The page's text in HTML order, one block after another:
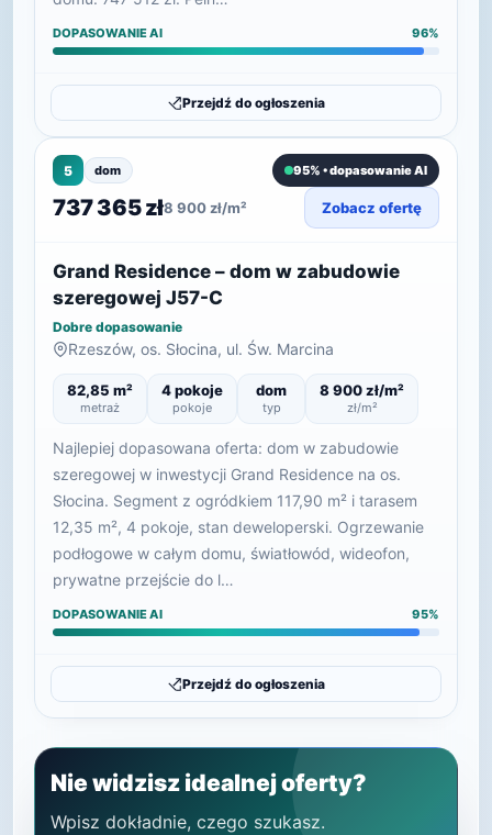
DOPASOWANIE AI 96%
Przejdź do ogłoszenia
5 dom 95% • dopasowanie AI
737 365 zł8 900 zł/m² Zobacz ofertę
Grand Residence – dom w zabudowie
szeregowej J57-C
Dobre dopasowanie
Rzeszów, os. Słocina, ul. Św. Marcina
82,85 m²
metraż
4 pokoje
pokoje
dom
typ
8 900 zł/m²
zł/m²
Najlepiej dopasowana oferta: dom w zabudowie
szeregowej w inwestycji Grand Residence na os.
Słocina. Segment z ogródkiem 117,90 m² i tarasem
12,35 m², 4 pokoje, stan deweloperski. Ogrzewanie
podłogowe w całym domu, światłowód, wideofon,
prywatne przejście do l…
DOPASOWANIE AI 95%
Przejdź do ogłoszenia
Nie widzisz idealnej oferty?
Wpisz dokładnie, czego szukasz.